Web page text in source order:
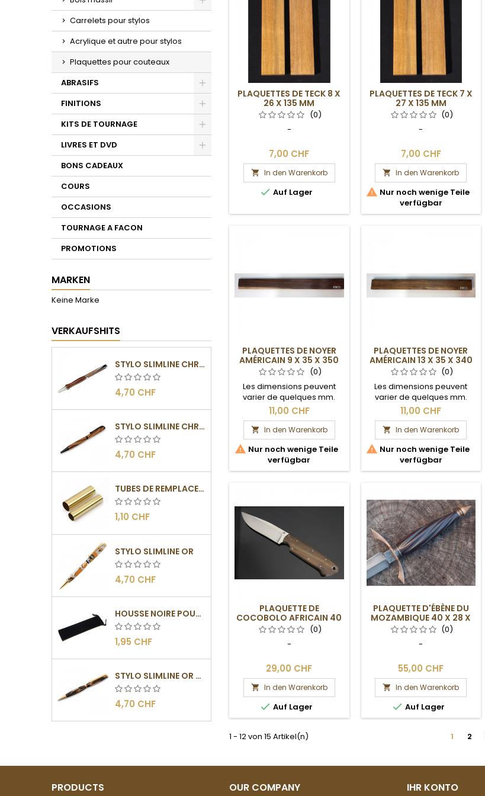
Carrelets pour stylos
Acrylique et autre pour stylos
Plaquettes pour couteaux
ABRASIFS
Toggle
FINITIONS
Toggle
KITS DE TOURNAGE
LIVRES ET DVD
BONS CADEAUX
COURS
OCCASIONS
TOURNAGE A FACON
PROMOTIONS
MARKEN
Keine Marke
VERKAUFSHITS
STYLO SLIMLINE CHROMÉ
4,70 CHF
STYLO SLIMLINE CHROMÉ NOIR
4,70 CHF
TUBES DE REMPLACEMENT POUR MÉCANISMES SLIMLINE
1,10 CHF
STYLO SLIMLINE OR
4,70 CHF
HOUSSE NOIRE POUR STYLOS
1,95 CHF
STYLO SLIMLINE OR - BARRETTE PLATE
4,70 CHF
PLAQUETTES DE TECK 8 X
26 X 135 MM
(0)
-
7,00 CHF
 In den Warenkorb
 Auf Lager
PLAQUETTES DE TECK 7 X
27 X 135 MM
(0)
-
7,00 CHF
 In den Warenkorb
 Nur noch wenige Teile
verfügbar
PLAQUETTES DE NOYER
AMÉRICAIN 9 X 35 X 350
MM
(0)
Les dimensions peuvent
varier de quelques mm.
Section brute.
11,00 CHF
 In den Warenkorb
 Nur noch wenige Teile
verfügbar
PLAQUETTES DE NOYER
AMÉRICAIN 13 X 35 X 340
MM
(0)
Les dimensions peuvent
varier de quelques mm.
Section brute.
11,00 CHF
 In den Warenkorb
 Nur noch wenige Teile
verfügbar
PLAQUETTE DE
COCOBOLO AFRICAIN 40
X 28 X 130 MM
(0)
-
29,00 CHF
 In den Warenkorb
 Auf Lager
PLAQUETTE D'ÉBÈNE DU
MOZAMBIQUE 40 X 28 X
130 MM (0)
-
55,00 CHF
 In den Warenkorb
 Auf Lager
1 - 12 von 15 Artikel(n) 1 2
PRODUCTS OUR COMPANY IHR KONTO